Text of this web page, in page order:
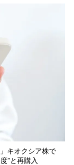
キオクシア株で
”と再購入